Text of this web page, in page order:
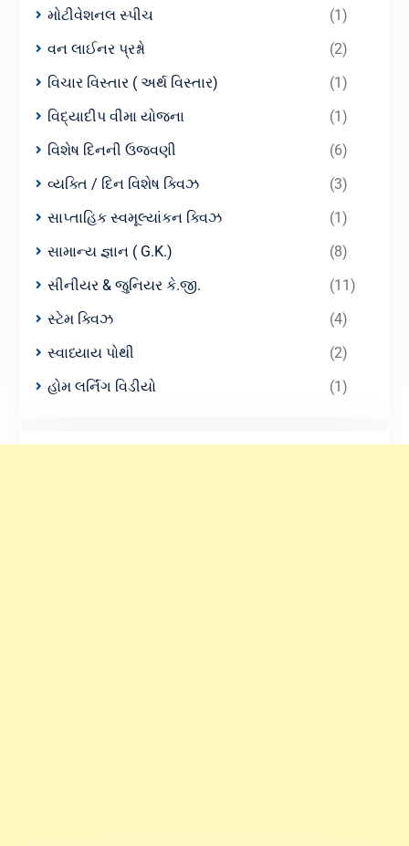
મોટીવેશનલ સ્પીચ
(1)
વન લાઈનર પ્રશ્નો
(2)
વિચાર વિસ્તાર ( અર્થ વિસ્તાર)
(1)
વિદ્યાદીપ વીમા યોજના
(1)
વિશેષ દિનની ઉજવણી
(6)
વ્યક્તિ / દિન વિશેષ ક્વિઝ
(3)
સાપ્તાહિક સ્વમૂલ્યાંકન ક્વિઝ
(1)
સામાન્ય જ્ઞાન ( G.K.)
(8)
સીનીયર & જુનિયર કે.જી.
(11)
સ્ટેમ ક્વિઝ
(4)
સ્વાધ્યાય પોથી
(2)
હોમ લર્નિંગ વિડીયો
(1)